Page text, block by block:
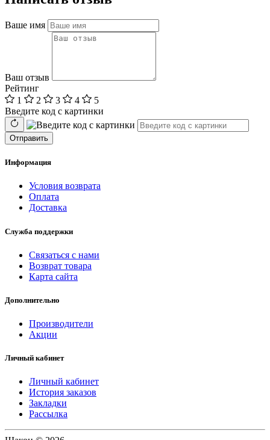
Ваше имя
Ваш отзыв
Рейтинг
1
2 3 4
5
Введите код с картинки
Отправить
Информация
Условия возврата
Оплата
Доставка
Служба поддержки
Связаться с нами
Возврат товара
Карта сайта
Дополнительно
Производители
Акции
Личный кабинет
Личный кабинет
История заказов
Закладки
Рассылка